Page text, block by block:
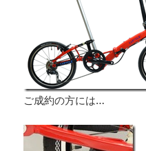
ご成約の方には…